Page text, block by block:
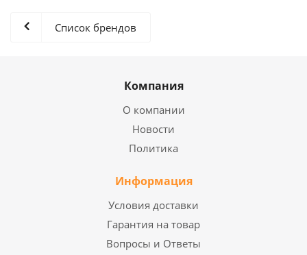
Список брендов
Компания
О компании
Новости
Политика
Информация
Условия доставки
Гарантия на товар
Вопросы и Ответы